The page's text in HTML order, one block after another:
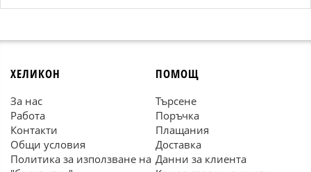
ХЕЛИКОН
За нас
Работа
Контакти
Общи условия
Политика за използване на
ПОМОЩ
Търсене
Поръчка
Плащания
Доставка
Данни за клиента